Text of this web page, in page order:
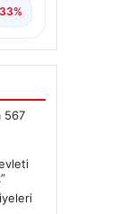
567